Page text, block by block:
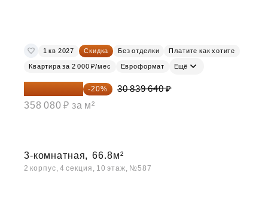
1 кв 2027 Скидка Без отделки Платите как хотите
Квартира за 2 000 ₽/мес Евроформат Ещё
24 671 712 ₽ -20%
30 839 640 ₽
358 080 ₽ за м²
3-комнатная, 66.8м²
2 корпус, 4 секция, 10 этаж, №587